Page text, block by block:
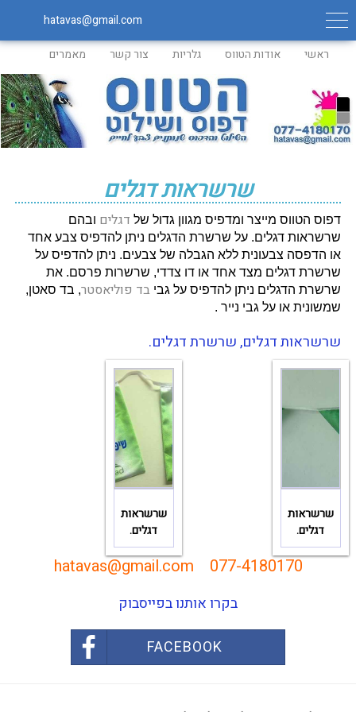
ראשי אודות הטווס גלריות צור קשר מאמרים
שרשראות דגלים
דפוס הטווס מייצר ומדפיס מגוון גדול של דגלים ובהם
שרשראות דגלים. על שרשרת הדגלים ניתן להדפיס צבע אחד
או הדפסה צבעונית ללא הגבלה של צבעים. ניתן להדפיס על
שרשרת דגלים מצד אחד או דו צדדי, שרשרות פרסם. את
שרשרת הדגלים ניתן להדפיס על גבי בד פוליאסטר, בד סאטן,
שמשונית או על גבי נייר .
שרשראות דגלים, שרשרת דגלים.
שרשראות
דגלים.
שרשראות
דגלים.
077-4180170
hatavas@gmail.com
בקרו אותנו בפייסבוק
FACEBOOK
hatavas@gmail.com